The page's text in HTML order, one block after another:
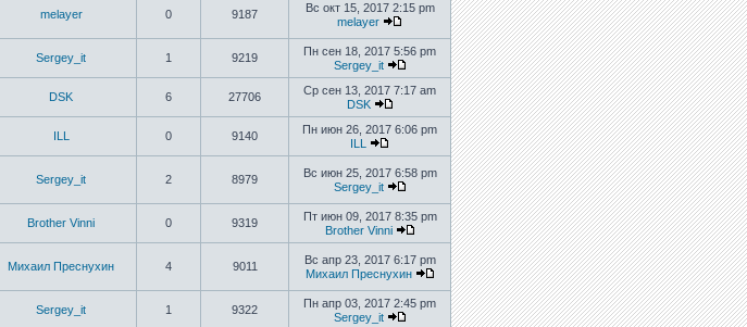
melayer 0 9187
Вс окт 15, 2017 2:15 pm
melayer
Sergey_it 1 9219
Пн сен 18, 2017 5:56 pm
Sergey_it
DSK 6 27706
Ср сен 13, 2017 7:17 am
DSK
ILL 0 9140
Пн июн 26, 2017 6:06 pm
ILL
Sergey_it 2 8979
Вс июн 25, 2017 6:58 pm
Sergey_it
Brother Vinni 0 9319
Пт июн 09, 2017 8:35 pm
Brother Vinni
Михаил Преснухин 4 9011
Вс апр 23, 2017 6:17 pm
Михаил Преснухин
Sergey_it 1 9322
Пн апр 03, 2017 2:45 pm
Sergey_it